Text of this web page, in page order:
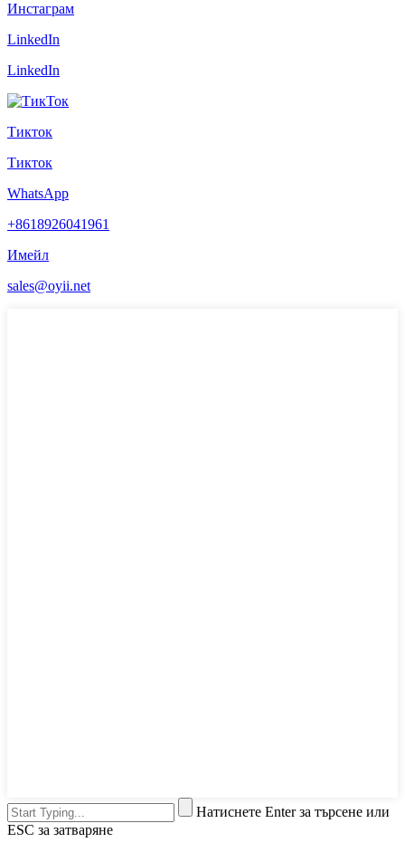
Инстаграм
LinkedIn
LinkedIn
Тикток
Тикток
WhatsApp
+8618926041961
Имейл
sales@oyii.net
Натиснете Enter за търсене или
ESC за затваряне